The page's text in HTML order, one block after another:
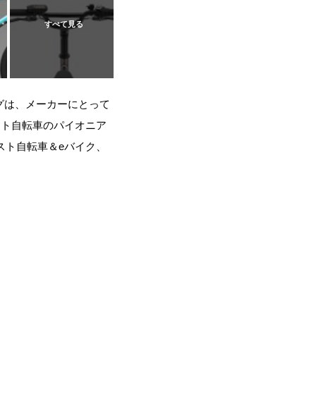
、メーカーにとって
自転車のパイオニア
自転車＆eバイク、